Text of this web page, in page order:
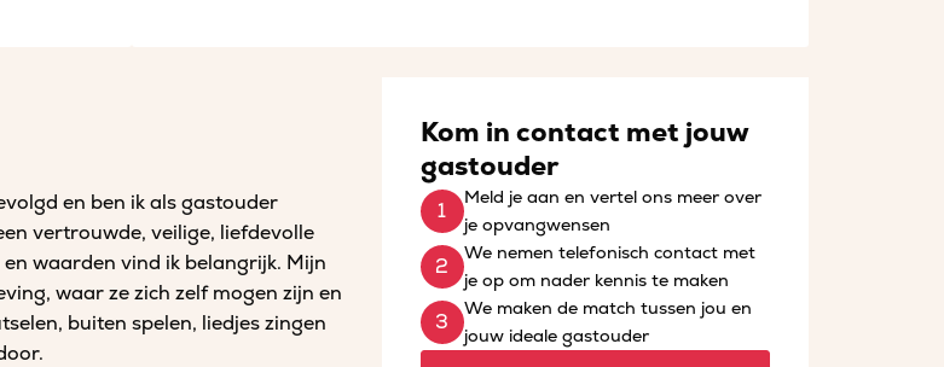
en ben ik als gastouder
vertrouwde, veilige, liefdevolle
waarden vind ik belangrijk. Mijn
waar ze zich zelf mogen zijn en
buiten spelen, liedjes zingen
Kom in contact met jouw
gastouder
Meld je aan en vertel ons meer over
je opvangwensen
We nemen telefonisch contact met
je op om nader kennis te maken
We maken de match tussen jou en
jouw ideale gastouder